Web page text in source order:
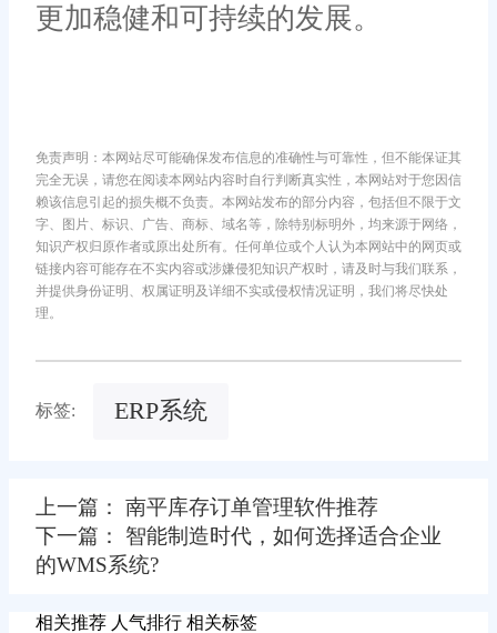
更加稳健和可持续的发展。
免责声明：本网站尽可能确保发布信息的准确性与可靠性，但不能保证其
完全无误，请您在阅读本网站内容时自行判断真实性，本网站对于您因信
赖该信息引起的损失概不负责。本网站发布的部分内容，包括但不限于文
字、图片、标识、广告、商标、域名等，除特别标明外，均来源于网络，
知识产权归原作者或原出处所有。任何单位或个人认为本网站中的网页或
链接内容可能存在不实内容或涉嫌侵犯知识产权时，请及时与我们联系，
并提供身份证明、权属证明及详细不实或侵权情况证明，我们将尽快处
理。
标签: ERP系统
上一篇： 南平库存订单管理软件推荐
下一篇： 智能制造时代，如何选择适合企业
的WMS系统?
相关推荐 人气排行 相关标签